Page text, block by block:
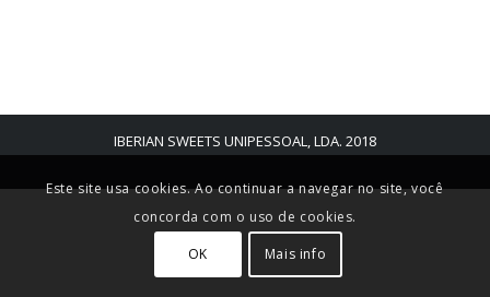
IBERIAN SWEETS UNIPESSOAL, LDA. 2018
Este site usa cookies. Ao continuar a navegar no site, você
concorda com o uso de cookies.
OK Mais info